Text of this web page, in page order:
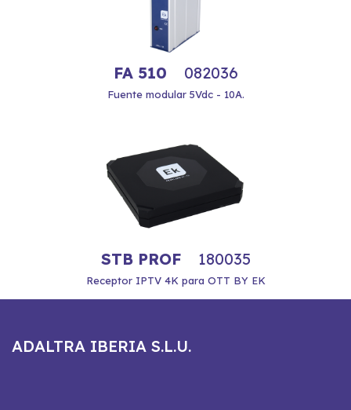
FA 510 082036
Fuente modular 5Vdc - 10A.
STB PROF 180035
Receptor IPTV 4K para OTT BY EK
ADALTRA IBERIA S.L.U.